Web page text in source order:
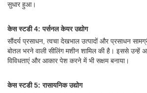
सुधार हुआ।
केस स्टडी 4: पर्सनल केयर उद्योग
सौंदर्य प्रसाधन, त्वचा देखभाल उत्पादों और प्रसाधन
बोतल भरने वाली सीलिंग मशीन शामिल की है। इससे उन्हें
विविधताएं और आकार पेश करने में भी सक्षम बनाया।
केस स्टडी 5: रासायनिक उद्योग